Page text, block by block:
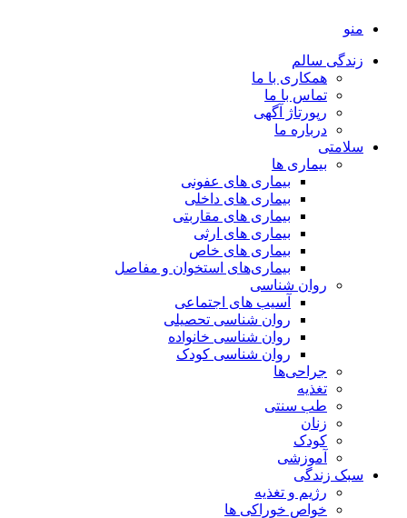
منو
زندگی سالم
همکاری با ما
تماس با ما
رپورتاژ آگهی
درباره ما
سلامتی
بیماری ها
بیماری های عفونی
بیماری های داخلی
بیماری های مقاربتی
بیماری های ارثی
بیماری های خاص
بیماری‌های استخوان و مفاصل
روان شناسی
آسیب های اجتماعی
روان شناسی تحصیلی
روان شناسی خانواده
روان شناسی کودک
جراحی‌ها
تغذیه
طب سنتی
زنان
کودک
آموزشی
سبک زندگی
رژیم و تغذیه
خواص خوراکی ها